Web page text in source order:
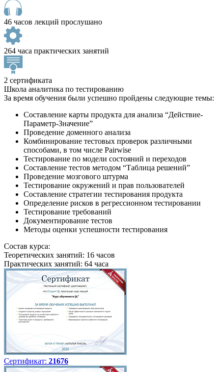
46 часов лекций прослушано
264 часа практических занятий
2 сертификата
Школа аналитика по тестированию
За время обучения были успешно пройдены следующие темы:
Составление карты продукта для анализа “Действие-
Параметр-Значение”
Проведение доменного анализа
Комбинирование тестовых проверок различными
способами, в том числе Pairwise
Тестирование по модели состояний и переходов
Составление тестов методом “Таблица решений”
Проведение мозгового штурма
Тестирование окружений и прав пользователей
Составление стратегии тестирования продукта
Определение рисков в регрессионном тестировании
Тестирование требований
Документирование тестов
Методы оценки успешности тестирования
Состав курса:
Теоретических занятий: 16 часов
Практических занятий: 64 часа
Сертификат: 21676